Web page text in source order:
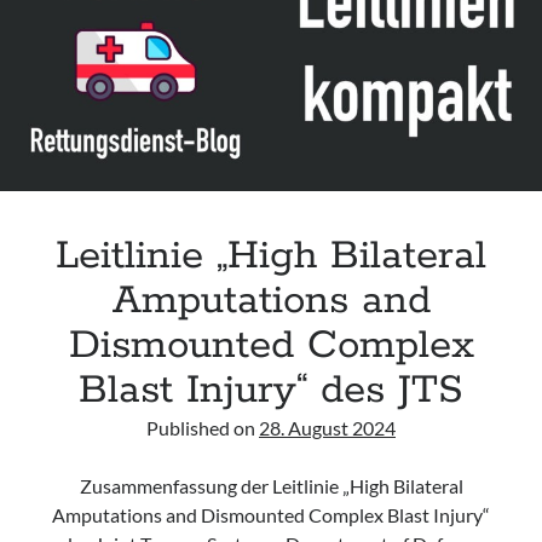
Assessment and Management in the Emergency Department“ der IAEM
Leitlinie „Use of VV ECMO in paediatric patients for the treatment of
acute respiratory failure“ der Polish Society of Anaesthesiology and
Intensive Therapy
Leitlinie „Management of Hypercalcaemia in Adult Patients in the
Emergency Department“ der IAEM
Leitlinie „Behavioural Emergencies in Emergency Departments“ der IFEM
Leitlinie „High Bilateral
Amputations and
Dismounted Complex
Blast Injury“ des JTS
Published on 28. August 2024
Zusammenfassung der Leitlinie „High Bilateral
Amputations and Dismounted Complex Blast Injury“